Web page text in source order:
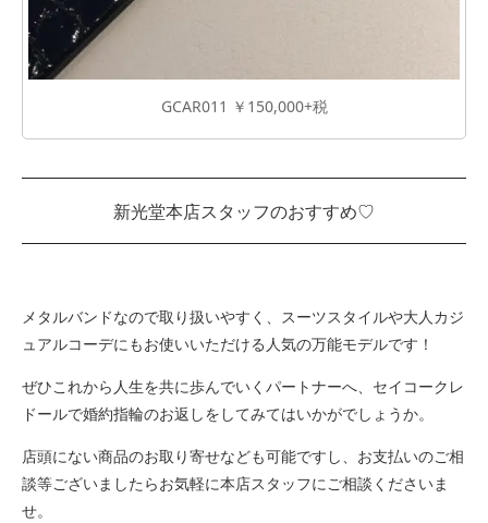
GCAR011 ￥150,000+税
新光堂本店スタッフのおすすめ♡
メタルバンドなので取り扱いやすく、スーツスタイルや大人カジ
ュアルコーデにもお使いいただける人気の万能モデルです！
ぜひこれから人生を共に歩んでいくパートナーへ、セイコークレ
ドールで婚約指輪のお返しをしてみてはいかがでしょうか。
店頭にない商品のお取り寄せなども可能ですし、お支払いのご相
談等ございましたらお気軽に本店スタッフにご相談くださいま
せ。